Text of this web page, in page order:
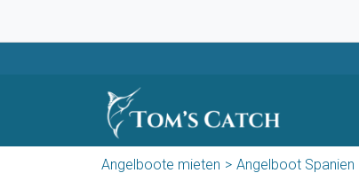
Angelboote mieten Angelboot Spanien